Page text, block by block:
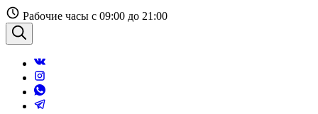
Перейти
к
содержанию
Рабочие часы с 09:00 до 21:00
Поиск